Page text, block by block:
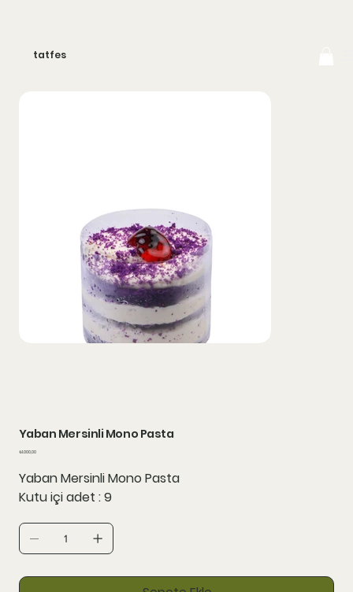
tatfes
Yaban Mersinli Mono Pasta
Fiyat
₺1.000,00
Yaban Mersinli Mono Pasta
Kutu içi adet : 9